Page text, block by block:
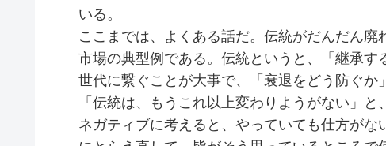
いる。
ここまでは、よくある話だ。伝統がだんだん
市場の典型例である。伝統というと、「継承
世代に繋ぐことが大事で、「衰退をどう防ぐか
「伝統は、もうこれ以上変わりようがない」
ネガティブに考えると、やっていても仕方が